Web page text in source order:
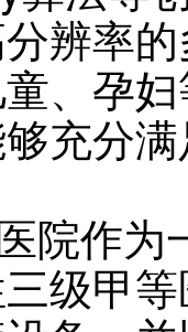
辨率
、孕
充分
院作
级甲